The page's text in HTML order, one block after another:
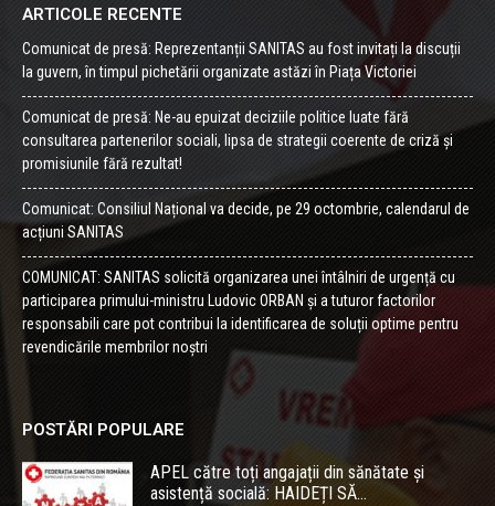
ARTICOLE RECENTE
Comunicat de presă: Reprezentanții SANITAS au fost invitați la discuții
la guvern, în timpul pichetării organizate astăzi în Piața Victoriei
Comunicat de presă: Ne-au epuizat deciziile politice luate fără
consultarea partenerilor sociali, lipsa de strategii coerente de criză și
promisiunile fără rezultat!
Comunicat: Consiliul Național va decide, pe 29 octombrie, calendarul de
acțiuni SANITAS
COMUNICAT: SANITAS solicită organizarea unei întâlniri de urgență cu
participarea primului-ministru Ludovic ORBAN și a tuturor factorilor
responsabili care pot contribui la identificarea de soluții optime pentru
revendicările membrilor noștri
POSTĂRI POPULARE
APEL către toți angajații din sănătate și
asistență socială: HAIDEȚI SĂ...